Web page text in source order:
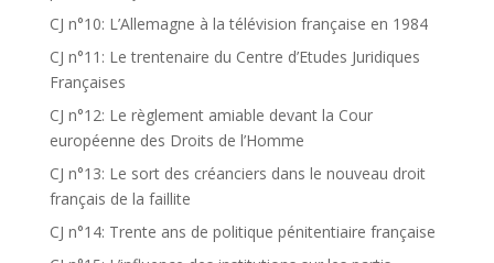
CJ n°10: L’Allemagne à la télévision française en 1984
CJ n°11: Le trentenaire du Centre d’Etudes Juridiques
Françaises
CJ n°12: Le règlement amiable devant la Cour
européenne des Droits de l’Homme
CJ n°13: Le sort des créanciers dans le nouveau droit
français de la faillite
CJ n°14: Trente ans de politique pénitentiaire française